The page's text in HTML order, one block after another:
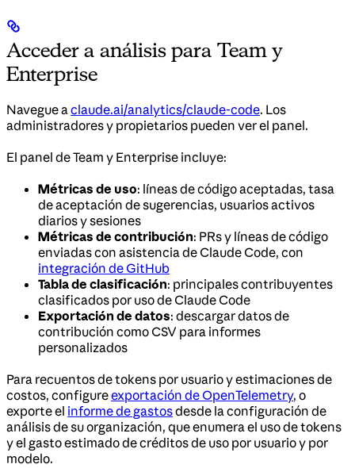
Acceder a análisis para Team y
Enterprise
Navegue aclaude.ai/analytics/claude-code. Los
administradores y propietarios pueden ver el panel.
El panel de Team y Enterprise incluye:
Métricas de uso: líneas de código aceptadas, tasa
de aceptación de sugerencias, usuarios activos
diarios y sesiones
Métricas de contribución: PRs y líneas de código
enviadas con asistencia de Claude Code, con
integración de GitHub
Tabla de clasificación: principales contribuyentes
clasificados por uso de Claude Code
Exportación de datos: descargar datos de
contribución como CSV para informes
personalizados
Para recuentos de tokens por usuario y estimaciones de
costos, configureexportación de OpenTelemetry, o
exporte el informe de gastosdesde la configuración de
análisis de su organización, que enumera el uso de tokens
y el gasto estimado de créditos de uso por usuario y por
modelo.